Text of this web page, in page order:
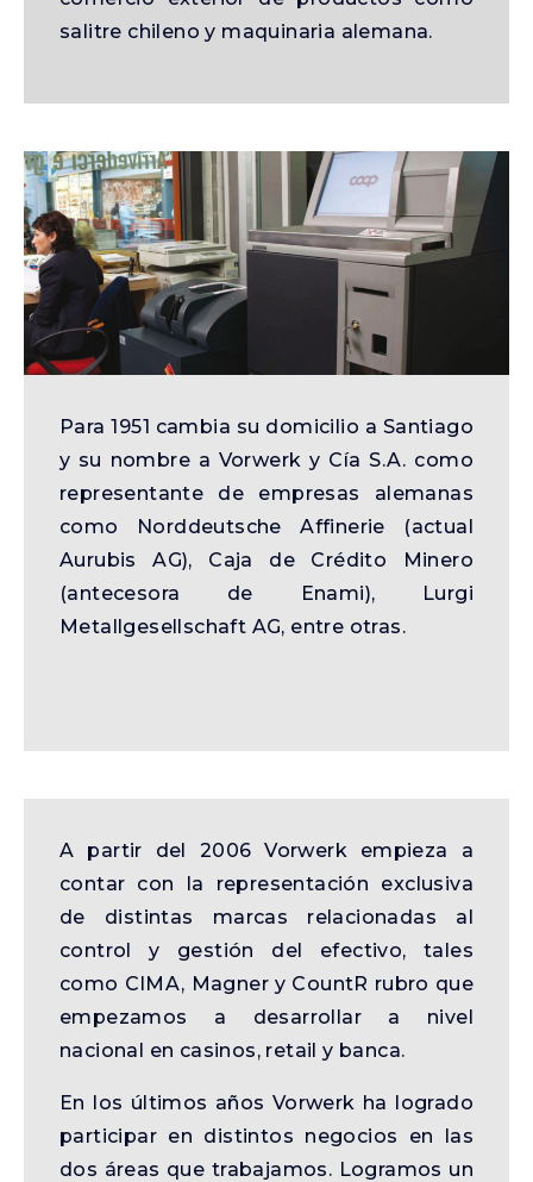
salitre chileno y maquinaria alemana.
Para 1951 cambia su domicilio a Santiago
y su nombre a Vorwerk y Cía S.A. como
representante de empresas alemanas
como Norddeutsche Affinerie (actual
Aurubis AG), Caja de Crédito Minero
(antecesora de Enami), Lurgi
Metallgesellschaft AG, entre otras.
A partir del 2006 Vorwerk empieza a
contar con la representación exclusiva
de distintas marcas relacionadas al
control y gestión del efectivo, tales
como CIMA, Magner y CountR rubro que
empezamos a desarrollar a nivel
nacional en casinos, retail y banca.
En los últimos años Vorwerk ha logrado
participar en distintos negocios en las
dos áreas que trabajamos. Logramos un